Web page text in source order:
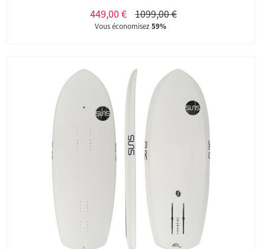
449,00 € 1099,00 €
Vous économisez59%